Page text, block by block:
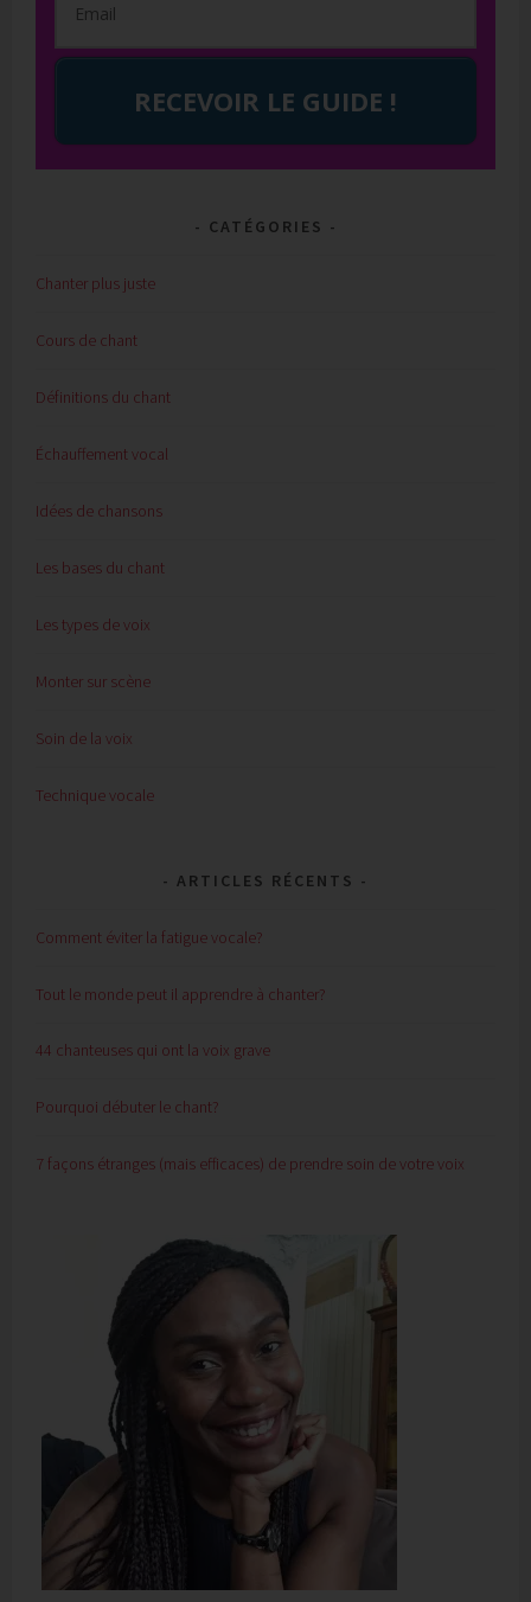
RECEVOIR LE GUIDE !
CATÉGORIES
Chanter plus juste
Cours de chant
Définitions du chant
Échauffement vocal
Idées de chansons
Les bases du chant
Les types de voix
Monter sur scène
Soin de la voix
Technique vocale
ARTICLES RÉCENTS
Comment éviter la fatigue vocale?
Tout le monde peut il apprendre à chanter?
44 chanteuses qui ont la voix grave
Pourquoi débuter le chant?
7 façons étranges (mais efficaces) de prendre soin de votre voix